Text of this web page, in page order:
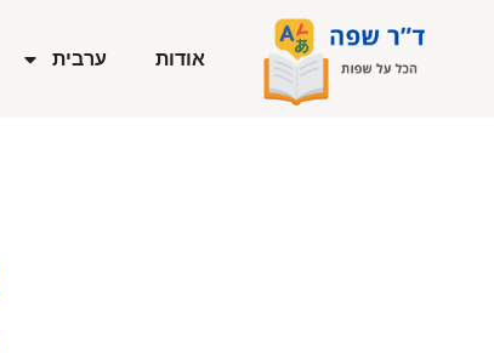
אודות ערבית